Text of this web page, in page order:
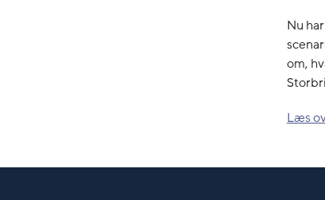
Nu
om,
Læs